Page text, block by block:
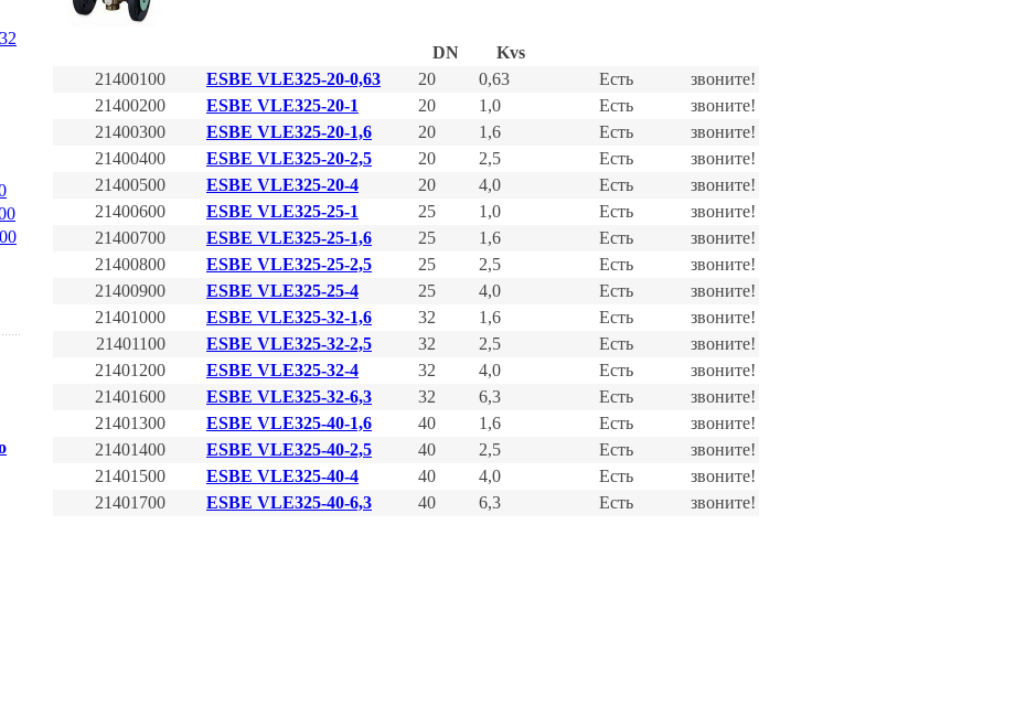
DN Kvs
21400100
ESBE VLЕ325-20-0,63 20 0,63 Есть
звоните!
21400200
ESBE VLЕ325-20-1 20 1,0 Есть
звоните!
21400300
ESBE VLЕ325-20-1,6 20 1,6 Есть
звоните!
21400400
ESBE VLЕ325-20-2,5 20 2,5 Есть
звоните!
21400500
ESBE VLЕ325-20-4 20 4,0 Есть
звоните!
21400600
ESBE VLЕ325-25-1 25 1,0 Есть
звоните!
21400700
ESBE VLЕ325-25-1,6 25 1,6 Есть
звоните!
21400800
ESBE VLЕ325-25-2,5 25 2,5 Есть
звоните!
21400900
ESBE VLЕ325-25-4 25 4,0 Есть
звоните!
21401000
ESBE VLЕ325-32-1,6 32 1,6 Есть
звоните!
21401100
ESBE VLЕ325-32-2,5 32 2,5 Есть
звоните!
21401200
ESBE VLЕ325-32-4 32 4,0 Есть
звоните!
21401600
ESBE VLЕ325-32-6,3 32 6,3 Есть
звоните!
21401300
ESBE VLЕ325-40-1,6 40 1,6 Есть
звоните!
21401400
ESBE VLЕ325-40-2,5 40 2,5 Есть
звоните!
21401500
ESBE VLЕ325-40-4 40 4,0 Есть
звоните!
21401700
ESBE VLЕ325-40-6,3 40 6,3 Есть звоните!